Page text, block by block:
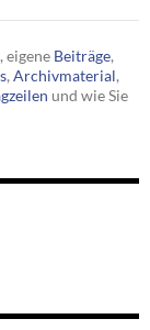
, eigene Beiträge,
, Archivmaterial,
und wie Sie